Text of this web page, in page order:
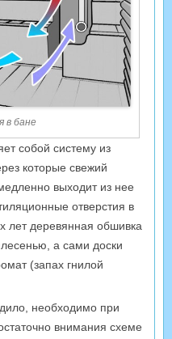
в бане
собой систему из
которые свежий
выходит из нее
отверстия в
лет деревянная обшивка
а сами доски
(запах гнилой
необходимо при
внимания схеме